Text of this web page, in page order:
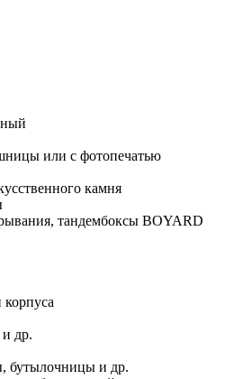
или с фотопечатью
камня
тандембоксы BOYARD
корпуса
др.
бутылочницы и др.